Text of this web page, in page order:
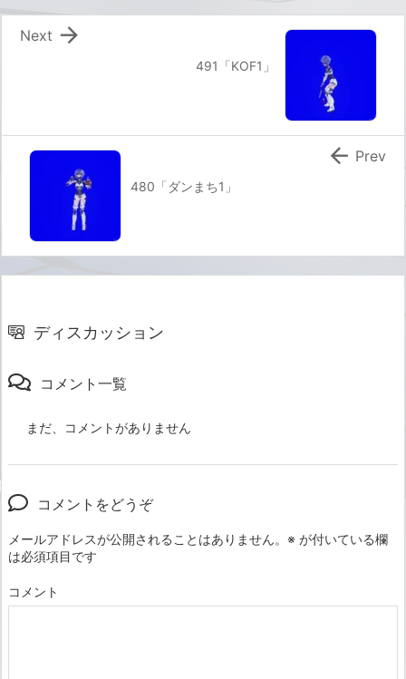
491「KOF1」

Next
480「ダンまち1」
 Prev
ディスカッション
コメント一覧
まだ、コメントがありません
コメントをどうぞ
メールアドレスが公開されることはありません。 ※ が付いている欄
は必須項目です
コメント